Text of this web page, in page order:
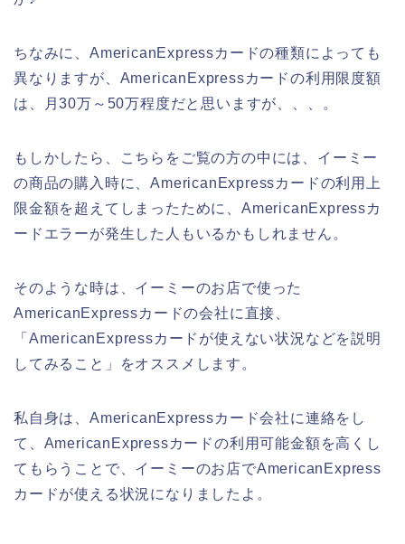
ちなみに、AmericanExpressカードの種類によっても
異なりますが、AmericanExpressカードの利用限度額
は、月30万～50万程度だと思いますが、、、。
もしかしたら、こちらをご覧の方の中には、イーミー
の商品の購入時に、AmericanExpressカードの利用上
限金額を超えてしまったために、AmericanExpressカ
ードエラーが発生した人もいるかもしれません。
そのような時は、イーミーのお店で使った
AmericanExpressカードの会社に直接、
「AmericanExpressカードが使えない状況などを説明
してみること」をオススメします。
私自身は、AmericanExpressカード会社に連絡をし
て、AmericanExpressカードの利用可能金額を高くし
てもらうことで、イーミーのお店でAmericanExpress
カードが使える状況になりましたよ。